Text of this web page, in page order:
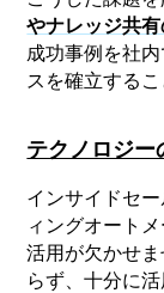
やナレッジ共
成功事例を社
スを確立するこ
テクノロジー
インサイドセ
ィングオート
活用が欠かせ
らず、十分に